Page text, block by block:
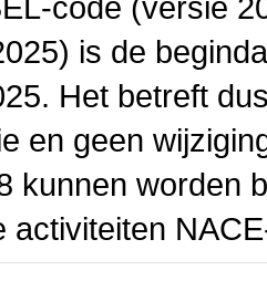
code (versie
is de
Het betreft
en geen
kunnen worden
activiteiten